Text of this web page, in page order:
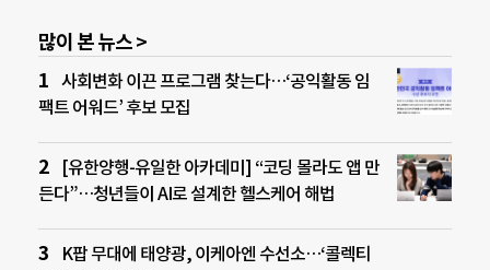
많이 본 뉴스 >
사회변화 이끈 프로그램 찾는다…‘공익활동 임
팩트 어워드’ 후보 모집
[유한양행-유일한 아카데미] “코딩 몰라도 앱 만
든다”…청년들이 AI로 설계한 헬스케어 해법
K팝 무대에 태양광, 이케아엔 수선소…‘콜렉티